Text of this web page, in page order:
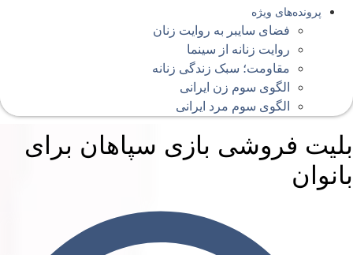
پرونده‌های ویژه
فضای سایبر به روایت زنان
روایت زنانه از سینما
مقاومت؛ سبک زندگی زنانه
الگوی سوم زن ایرانی
الگوی سوم مرد ایرانی
فروشی بازی سپاهان برای